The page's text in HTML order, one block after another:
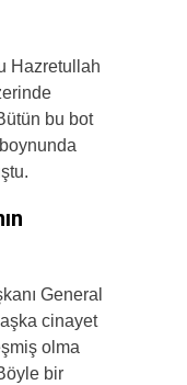
Hazretullah
bu bot
General
cinayet
olma
bir